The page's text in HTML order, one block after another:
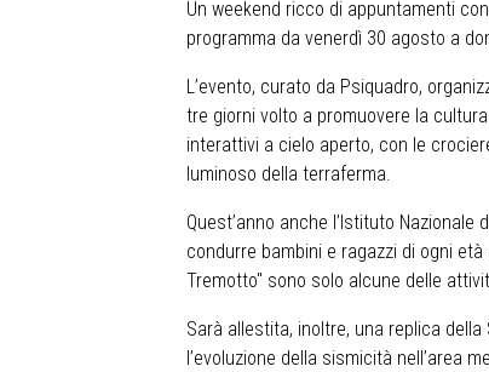
Un weekend ricco di appuntamenti
programma da venerdì 30 agosto a
L’evento, curato da Psiquadro,
tre giorni volto a promuovere la
interattivi a cielo aperto, con le
luminoso della terraferma.
Quest’anno anche l’Istituto
condurre bambini e ragazzi di ogni
Tremotto" sono solo alcune delle
Sarà allestita, inoltre, una replica
l’evoluzione della sismicità nell’area